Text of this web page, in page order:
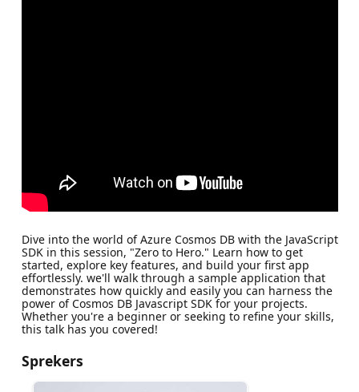
Dive into the world of Azure Cosmos DB with the JavaScript
SDK in this session, "Zero to Hero." Learn how to get
started, explore key features, and build your first app
effortlessly. we'll walk through a sample application that
demonstrates how quickly and easily you can harness the
power of Cosmos DB Javascript SDK for your projects.
Whether you're a beginner or seeking to refine your skills,
this talk has you covered!
Sprekers